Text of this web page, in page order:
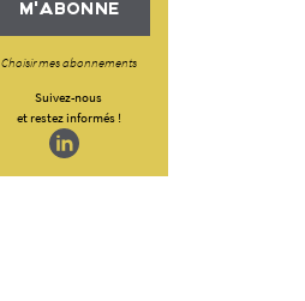
M'ABONNE
Choisir mes abonnements
Suivez-nous
et restez informés !